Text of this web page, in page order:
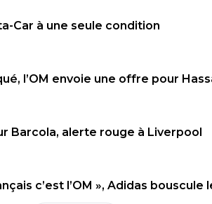
Car à une seule condition
l’OM envoie une offre pour
Barcola, alerte rouge à Liverpool
c’est l’OM », Adidas bouscule